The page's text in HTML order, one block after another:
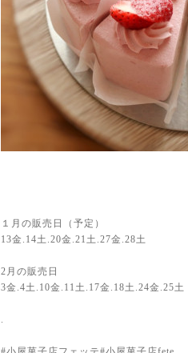
１月の販売日（予定）
13金.14土.20金.21土.27金.28土
2月の販売日
3金.4土.10金.11土.17金.18土.24金.25土
.